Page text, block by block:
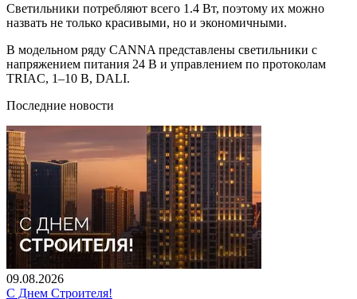
Светильники потребляют всего 1.4 Вт, поэтому их можно
назвать не только красивыми, но и экономичными.
В модельном ряду CANNA представлены светильники с
напряжением питания 24 В и управлением по протоколам
TRIAC, 1–10 В, DALI.
Последние новости
09.08.2026
С Днем Строителя!